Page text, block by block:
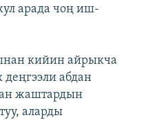
арада чоң иш-
кийин айрыкча
абдан
жаштардын
аларды